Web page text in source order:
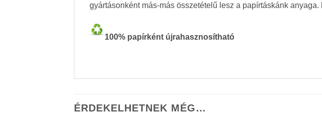
gyártásonként más-más összetételű lesz a papírtáskánk anyaga.
100% papírként újrahasznosítható
ÉRDEKELHETNEK MÉG…